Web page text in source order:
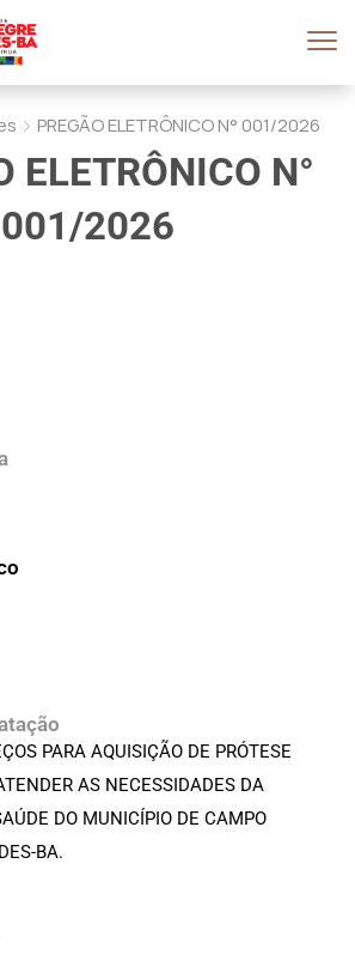
PREGÃO ELETRÔNICO N° 001/2026
ELETRÔNICO N°
001/2026
PARA AQUISIÇÃO DE PRÓTESE
AS NECESSIDADES DA
DO MUNICÍPIO DE CAMPO
BA.